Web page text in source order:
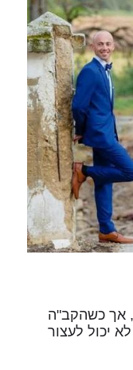
אך כשהקב"ה
יכול לעצור